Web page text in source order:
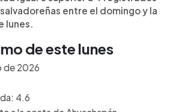
entre el domingo y la
lunes.
de este lunes
de 2026
4.6